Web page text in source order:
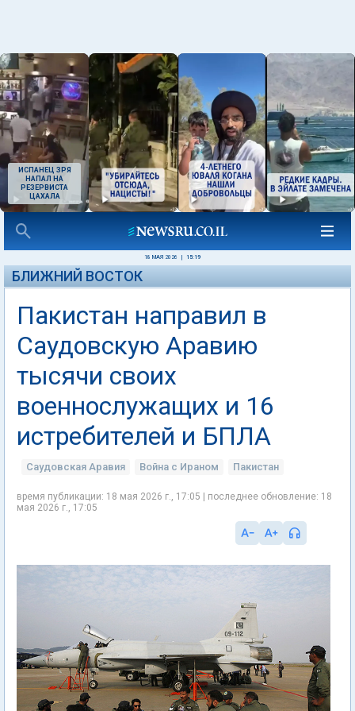
ИСПАНЕЦ ЗРЯ
НАПАЛ НА
РЕЗЕРВИСТА
ЦАХАЛА
18 МАЯ 2026 15:19
БЛИЖНИЙ ВОСТОК
Пакистан направил в
Саудовскую Аравию
тысячи своих
военнослужащих и 16
истребителей и БПЛА
Саудовская Аравия Война с Ираном Пакистан
время публикации: 18 мая 2026 г., 17:05 | последнее обновление: 18
мая 2026 г., 17:05